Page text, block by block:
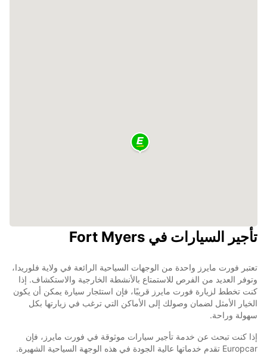
تأجير السيارات في Fort Myers
تعتبر فورت مايرز واحدة من الوجهات السياحية الرائعة في ولاية فلوريدا،
وتوفر العديد من الفرص للاستمتاع بالأنشطة الخارجية والاستكشاف. إذا
كنت تخطط لزيارة فورت مايرز قريبًا، فإن استئجار سيارة يمكن أن يكون
الخيار الأمثل لضمان وصولك إلى الأماكن التي ترغب في زيارتها بكل
سهولة وراحة.
إذا كنت تبحث عن خدمة تأجير سيارات موثوقة في فورت مايرز، فإن
Europcar تقدم خدماتها عالية الجودة في هذه الوجهة السياحية الشهيرة.